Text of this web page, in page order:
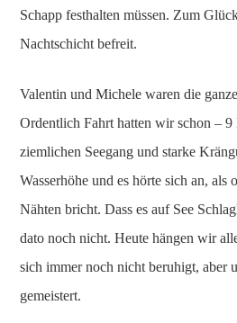
Schapp festhalten müssen. Zum
Nachtschicht befreit.
Valentin und Michele waren die
Ordentlich Fahrt hatten wir schon –
ziemlichen Seegang und starke
Wasserhöhe und es hörte sich an, als
Nähten bricht. Dass es auf See
dato noch nicht. Heute hängen wir
sich immer noch nicht beruhigt, aber
gemeistert.